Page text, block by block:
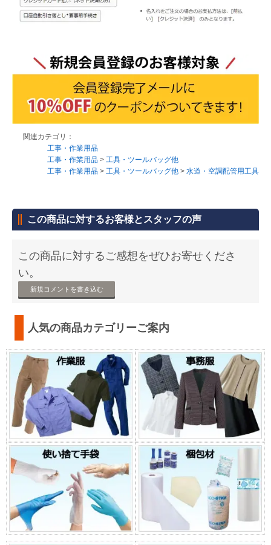
関連カテゴリ：
工事・作業用品
工事・作業用品 > 工具・ツールバッグ他
工事・作業用品 > 工具・ツールバッグ他 > 水道・空調配管用工具
この商品に対するお客様とスタッフの声
この商品に対するご感想をぜひお寄せくださ
い。
新規コメントを書き込む
人気の商品カテゴリーご案内